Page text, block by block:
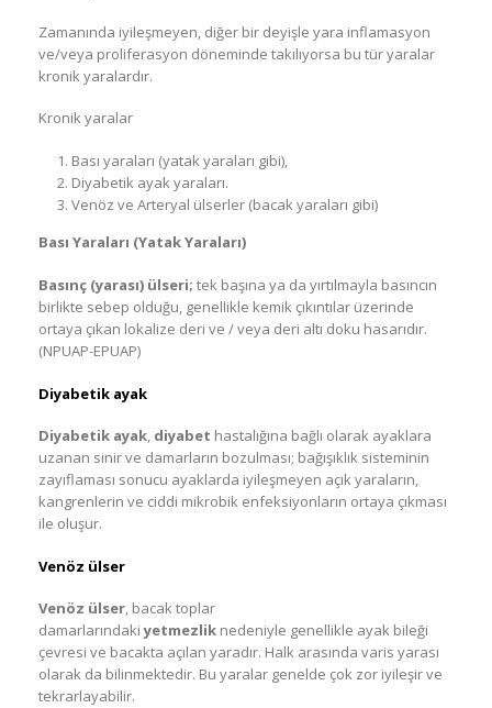
Zamanında iyileşmeyen, diğer bir deyişle yara inflamasyon
ve/veya proliferasyon döneminde takılıyorsa bu tür yaralar
kronik yaralardır.
Kronik yaralar
Bası yaraları (yatak yaraları gibi),
Diyabetik ayak yaraları.
Venöz ve Arteryal ülserler (bacak yaraları gibi)
Bası Yaraları (Yatak Yaraları)
Basınç (yarası) ülseri; tek başına ya da yırtılmayla basıncın
birlikte sebep olduğu, genellikle kemik çıkıntılar üzerinde
ortaya çıkan lokalize deri ve / veya deri altı doku hasarıdır.
(NPUAP-EPUAP)
Diyabetik ayak
Diyabetik ayak, diyabet hastalığına bağlı olarak ayaklara
uzanan sinir ve damarların bozulması; bağışıklık sisteminin
zayıflaması sonucu ayaklarda iyileşmeyen açık yaraların,
kangrenlerin ve ciddi mikrobik enfeksiyonların ortaya çıkması
ile oluşur.
Venöz ülser
Venöz ülser, bacak toplar
damarlarındakiyetmezlik nedeniyle genellikle ayak bileği
çevresi ve bacakta açılan yaradır. Halk arasında varis yarası
olarak da bilinmektedir. Bu yaralar genelde çok zor iyileşir ve
tekrarlayabilir.